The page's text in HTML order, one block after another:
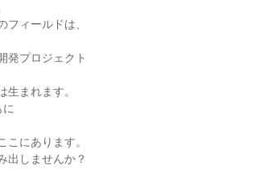
フィールドは、
発プロジェクト
まれます。
こにあります。
出しませんか？